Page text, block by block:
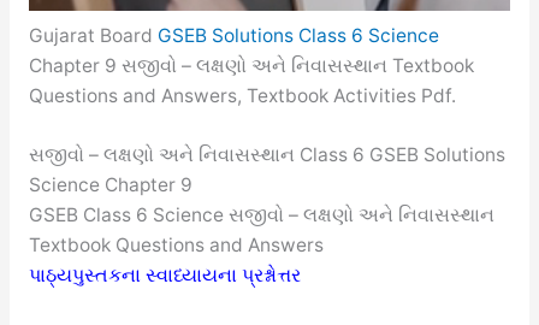
Gujarat Board GSEB Solutions Class 6 Science
Chapter 9 સજીવો – લક્ષણો અને નિવાસસ્થાન Textbook
Questions and Answers, Textbook Activities Pdf.
સજીવો – લક્ષણો અને નિવાસસ્થાન Class 6 GSEB Solutions
Science Chapter 9
GSEB Class 6 Science સજીવો – લક્ષણો અને નિવાસસ્થાન
Textbook Questions and Answers
પાઠ્યપુસ્તકના સ્વાધ્યાયના પ્રશ્નોત્તર